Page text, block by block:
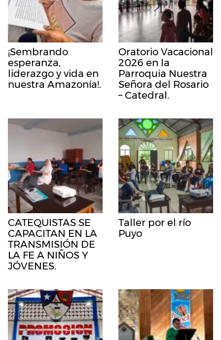
¡Sembrando
esperanza,
liderazgo y vida en
nuestra Amazonía!.
Oratorio Vacacional
2026 en la
Parroquia Nuestra
Señora del Rosario
– Catedral.
CATEQUISTAS SE
CAPACITAN EN LA
TRANSMISIÓN DE
LA FE A NIÑOS Y
JÓVENES.
Taller por el río
Puyo